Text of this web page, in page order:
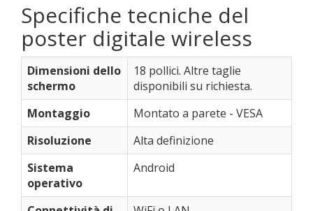
Specifiche tecniche del
poster digitale wireless
Dimensioni dello
schermo
18 pollici. Altre taglie
disponibili su richiesta.
Montaggio
Montato a parete - VESA
Risoluzione
Alta definizione
Sistema
operativo
Android